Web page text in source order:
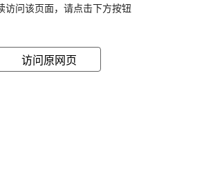
访问该页面，请点击下方按钮
访问原网页